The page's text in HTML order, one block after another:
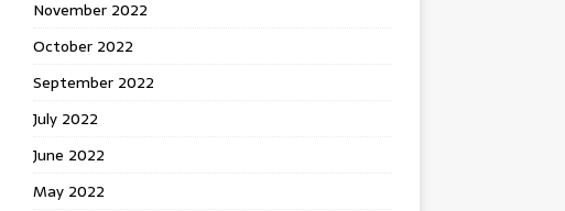
November 2022
October 2022
September 2022
July 2022
June 2022
May 2022